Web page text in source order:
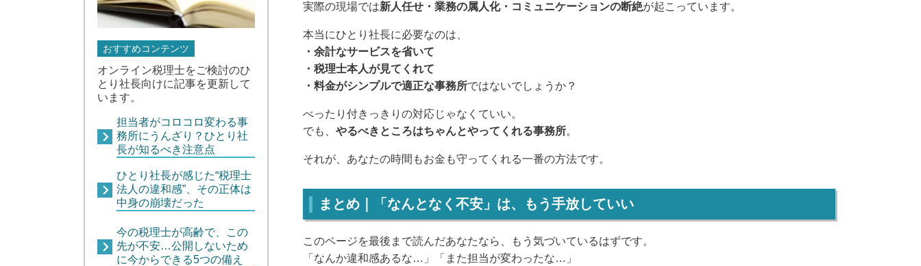
実際の現場では新人任せ・業務の属人化・コミュニケーションの断絶が起こっています。
本当にひとり社長に必要なのは、
・余計なサービスを省いて
・税理士本人が見てくれて
・料金がシンプルで適正な事務所ではないでしょうか？
べったり付きっきりの対応じゃなくていい。
でも、 やるべきところはちゃんとやってくれる事務所。
それが、あなたの時間もお金も守ってくれる一番の方法です。
まとめ｜ 「なんとなく不安」は、もう手放していい
このページを最後まで読んだあなたなら、もう気づいているはずです。
「なんか違和感あるな…」「また担当が変わったな…」
おすすめコンテンツ
オンライン税理士をご検討のひ
とり社長向けに記事を更新して
います。
担当者がコロコロ変わる事
務所にうんざり？ひとり社
長が知るべき注意点
ひとり社長が感じた“税理士
法人の違和感”、その正体は
中身の崩壊だった
今の税理士が高齢で、この
先が不安…公開しないため
に今からできる5つの備え